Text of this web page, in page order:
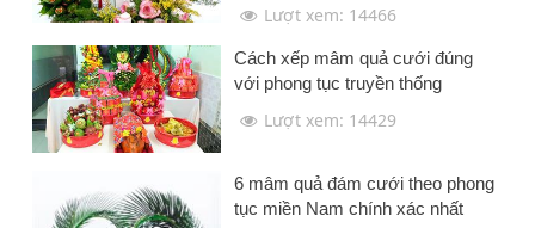
Lượt xem: 14466
Cách xếp mâm quả cưới đúng
với phong tục truyền thống
Lượt xem: 14429
6 mâm quả đám cưới theo phong
tục miền Nam chính xác nhất